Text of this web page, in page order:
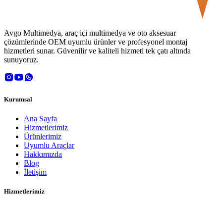
Avgo Multimedya, araç içi multimedya ve oto aksesuar
çözümlerinde OEM uyumlu ürünler ve profesyonel montaj
hizmetleri sunar. Güvenilir ve kaliteli hizmeti tek çatı altında
sunuyoruz.
Kurumsal
Ana Sayfa
Hizmetlerimiz
Ürünlerimiz
Uyumlu Araçlar
Hakkımızda
Blog
İletişim
Hizmetlerimiz